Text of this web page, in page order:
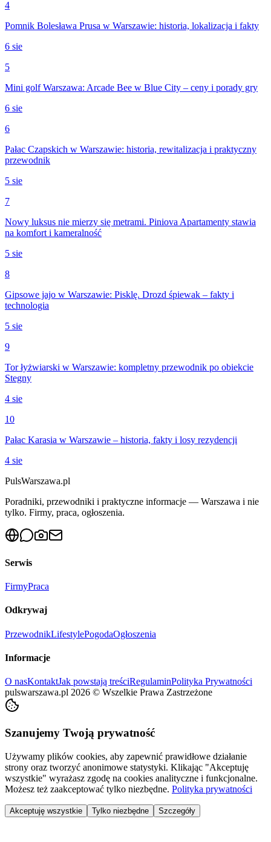
4
Pomnik Bolesława Prusa w Warszawie: historia, lokalizacja i fakty
6 sie
5
Mini golf Warszawa: Arcade Bee w Blue City – ceny i porady gry
6 sie
6
Pałac Czapskich w Warszawie: historia, rewitalizacja i praktyczny
przewodnik
5 sie
7
Nowy luksus nie mierzy się metrami. Piniova Apartamenty stawia
na komfort i kameralność
5 sie
8
Gipsowe jajo w Warszawie: Pisklę. Drozd śpiewak – fakty i
technologia
5 sie
9
Tor łyżwiarski w Warszawie: kompletny przewodnik po obiekcie
Stegny
4 sie
10
Pałac Karasia w Warszawie – historia, fakty i losy rezydencji
4 sie
PulsWarszawa.pl
Poradniki, przewodniki i praktyczne informacje — Warszawa i nie
tylko. Firmy, praca, ogłoszenia.
Serwis
FirmyPraca
Odkrywaj
PrzewodnikLifestylePogodaOgłoszenia
Informacje
O nasKontaktJak powstają treściRegulaminPolityka Prywatności
pulswarszawa.pl 2026 © Wszelkie Prawa Zastrzeżone
Szanujemy Twoją prywatność
Używamy plików cookies, aby zapewnić prawidłowe działanie
strony oraz tworzyć anonimowe statystyki. Klikając "Akceptuję
wszystkie" wyrażasz zgodę na cookies analityczne i funkcjonalne.
Możesz też zaakceptować tylko niezbędne. Polityka prywatności
Akceptuję wszystkie Tylko niezbędne Szczegóły